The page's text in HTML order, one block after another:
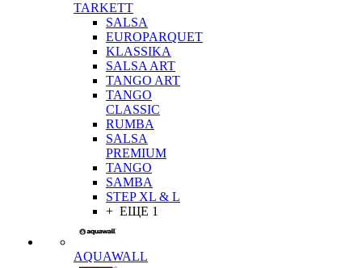
TARKETT
SALSA
EUROPARQUET
KLASSIKA
SALSA ART
TANGO ART
TANGO
CLASSIC
RUMBA
SALSA
PREMIUM
TANGO
SAMBA
STEP XL & L
+ ЕЩЕ 1
AQUAWALL